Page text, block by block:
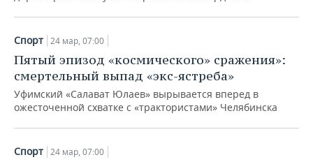
НЕФТЬ
ОПК
ЭНЕРГЕТИКА
ТРАНСПОРТ
УСЛУГИ
IT
МЕДИА
НОВОСТИ МЕРОПРИЯТИЙ
ВЫЕЗДНАЯ РЕДАКЦИЯ
ONLINE-КОНФЕРЕНЦИИ
СПОРТ
НОВОСТИ СПОРТА
ХОККЕЙ
ОБЩЕСТВО
ВЛАСТЬ
СЮЖЕТЫ
Спорт 24 мар, 07:00
Пятый эпизод «космического» сражения»:
смертельный выпад «экс-ястреба»
Уфимский «Салават Юлаев» вырывается вперед в
ожесточенной схватке с «трактористами» Челябинска
Спорт 24 мар, 07:00